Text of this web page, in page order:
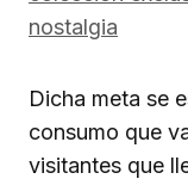
nostalgia
Dicha meta se
consumo que
visitantes que